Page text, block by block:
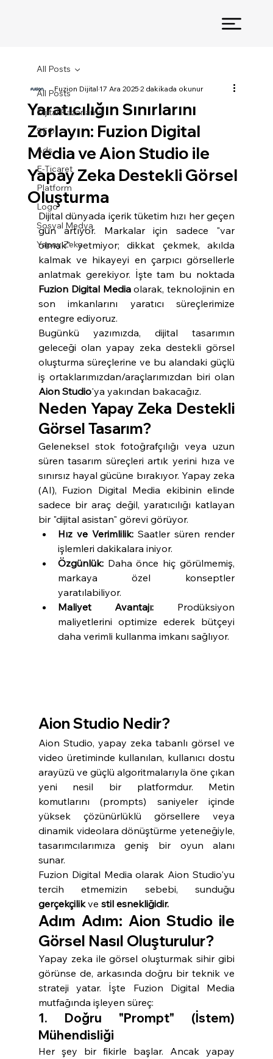
All Posts
Dijital Pazarlama
SEO
Ads
E-Ticaret
Platform
Logo
Sosyal Medya
Yapay Zeka
All Posts
Yaratıcılığın Sınırlarını
Zorlayın: Fuzion Digital
Media ve Aion Studio ile
Yapay Zeka Destekli Görsel
Oluşturma
Fuzion Dijital17 Ara 20252 dakikada okunur
Dijital dünyada içerik tüketim hızı her geçen
gün artıyor. Markalar için sadece "var
olmak" yetmiyor; dikkat çekmek, akılda
kalmak ve hikayeyi en çarpıcı görsellerle
Fuzion Digital Media olarak, teknolojinin en
son imkanlarını yaratıcı süreçlerimize
entegre ediyoruz.
Bugünkü yazımızda, dijital tasarımın
geleceği olan yapay zeka destekli görsel
oluşturma süreçlerine ve bu alandaki güçlü
Aion Studio'ya yakından bakacağız.
Neden Yapay Zeka Destekli
Görsel Tasarım?
Geleneksel stok fotoğrafçılığı veya uzun
süren tasarım süreçleri artık yerini hıza ve
sınırsız hayal gücüne bırakıyor. Yapay zeka
(AI), Fuzion Digital Media ekibinin elinde
sadece bir araç değil, yaratıcılığı katlayan
bir "dijital asistan" görevi görüyor.
Hız ve Verimlilik: Saatler süren render
işlemleri dakikalara iniyor.
Özgünlük: Daha önce hiç görülmemiş,
markaya özel konseptler
yaratılabiliyor.
Maliyet Avantajı: Prodüksiyon
maliyetlerini optimize ederek bütçeyi
daha verimli kullanma imkanı sağlıyor.
Aion Studio Nedir?
Aion Studio, yapay zeka tabanlı görsel ve
video üretiminde kullanılan, kullanıcı dostu
arayüzü ve güçlü algoritmalarıyla öne çıkan
yeni nesil bir platformdur. Metin
komutlarını (prompts) saniyeler içinde
yüksek çözünürlüklü görsellere veya
dinamik videolara dönüştürme yeteneğiyle,
tasarımcılarımıza geniş bir oyun alanı
sunar.
Fuzion Digital Media olarak Aion Studio'yu
gerçekçilik ve stil esnekliğidir.
Adım Adım: Aion Studio ile
Görsel Nasıl Oluşturulur?
Yapay zeka ile görsel oluşturmak sihir gibi
görünse de, arkasında doğru bir teknik ve
strateji yatar. İşte Fuzion Digital Media
mutfağında işleyen süreç:
1. Doğru "Prompt" (İstem)
Mühendisliği
Her şey bir fikirle başlar. Ancak yapay